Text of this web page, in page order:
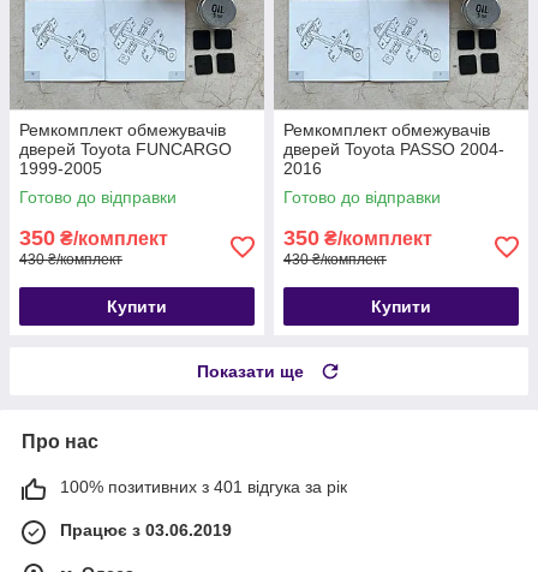
Ремкомплект обмежувачів
дверей Toyota FUNCARGO
1999-2005
Готово до відправки
350 ₴/комплект
430 ₴/комплект
Купити
Ремкомплект обмежувачів
дверей Toyota PASSO 2004-
2016
Готово до відправки
350 ₴/комплект
430 ₴/комплект
Купити
Показати ще
Про нас
100% позитивних з 401 відгука за рік
Працює з 03.06.2019